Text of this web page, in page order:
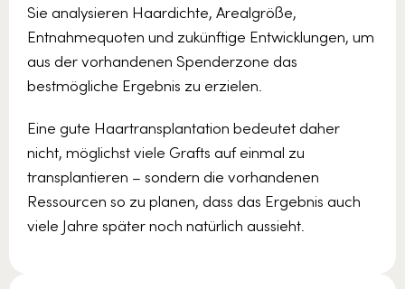
Sie analysieren Haardichte, Arealgröße,
Entnahmequoten und zukünftige Entwicklungen, um
aus der vorhandenen Spenderzone das
bestmögliche Ergebnis zu erzielen.
Eine gute Haartransplantation bedeutet daher
nicht, möglichst viele Grafts auf einmal zu
transplantieren – sondern die vorhandenen
Ressourcen so zu planen, dass das Ergebnis auch
viele Jahre später noch natürlich aussieht.